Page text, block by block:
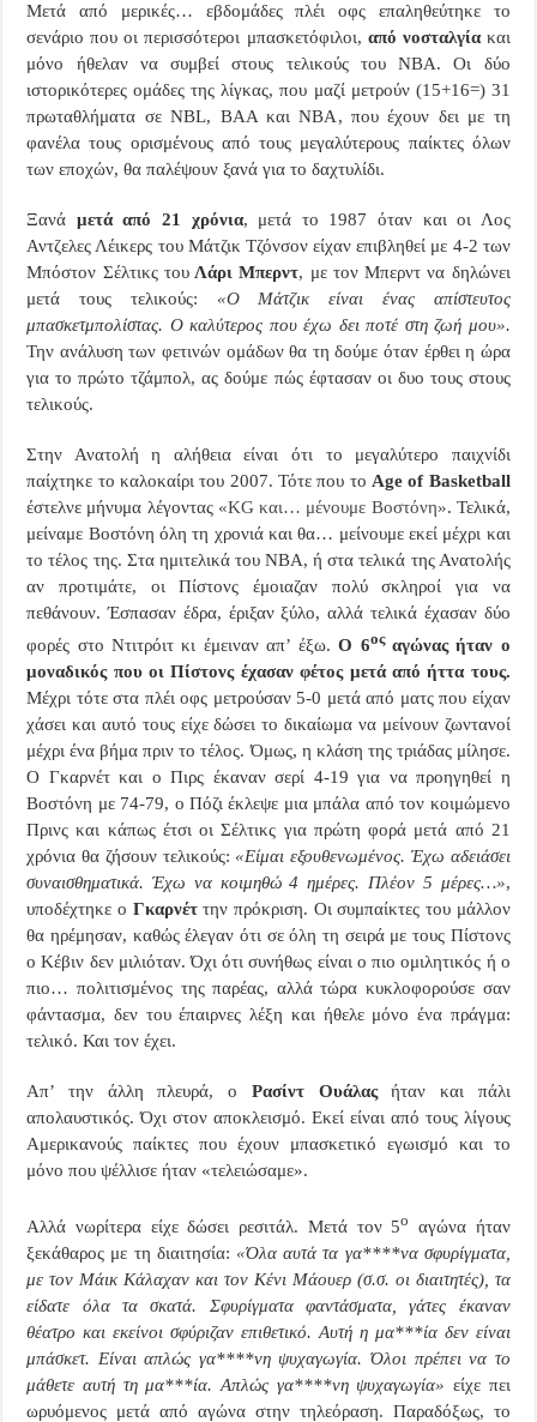
Μετά από μερικές… εβδομάδες πλέι οφς επαληθεύτηκε το
σενάριο που οι περισσότεροι μπασκετόφιλοι, από νοσταλγίακαι
μόνο ήθελαν να συμβεί στους τελικούς τουNBA. Οι δύο
ιστορικότερες ομάδες της λίγκας, που μαζί μετρούν (15+16=) 31
πρωταθλήματα σεNBL, BAA και NBA, που έχουν δει με τη
φανέλα τους ορισμένους από τους μεγαλύτερους παίκτες όλων
των εποχών, θα παλέψουν ξανά για το δαχτυλίδι.
Ξανά μετά από 21 χρόνια, μετά το 1987 όταν και οι Λος
Αντζελες Λέικερς του Μάτζικ Τζόνσον είχαν επιβληθεί με 4-2 των
Μπόστον Σέλτικς τουΛάρι Μπερντ, με τον Μπερντ να δηλώνει
μετά τους τελικούς: «Ο Μάτζικ είναι ένας απίστευτος
μπασκετμπολίστας. Ο καλύτερος που έχω δει ποτέ στη ζωή μου».
Την ανάλυση των φετινών ομάδων θα τη δούμε όταν έρθει η ώρα
για το πρώτο τζάμπολ, ας δούμε πώς έφτασαν οι δυο τους στους
τελικούς.
Στην Ανατολή η αλήθεια είναι ότι το μεγαλύτερο παιχνίδι
παίχτηκε το καλοκαίρι του 2007. Τότε που το Age of Basketball
έστελνε μήνυμα λέγοντας «KGκαι… μένουμε Βοστόνη». Τελικά,
μείναμε Βοστόνη όλη τη χρονιά και θα… μείνουμε εκεί μέχρι και
το τέλος της. Στα ημιτελικά τουNBA, ή στα τελικά της Ανατολής
αν προτιμάτε, οι Πίστονς έμοιαζαν πολύ σκληροί για να
πεθάνουν. Έσπασαν έδρα, έριξαν ξύλο, αλλά τελικά έχασαν δύο
φορές στο Ντιτρόιτ κι έμειναν απ’ έξω.Ο 6οςαγώνας ήταν ο
μοναδικός που οι Πίστονς έχασαν φέτος μετά από ήττα τους.
Μέχρι τότε στα πλέι οφς μετρούσαν 5-0 μετά από ματς που είχαν
χάσει και αυτό τους είχε δώσει το δικαίωμα να μείνουν ζωντανοί
μέχρι ένα βήμα πριν το τέλος. Όμως, η κλάση της τριάδας μίλησε.
Ο Γκαρνέτ και ο Πιρς έκαναν σερί 4-19 για να προηγηθεί η
Βοστόνη με 74-79, ο Πόζι έκλεψε μια μπάλα από τον κοιμώμενο
Πρινς και κάπως έτσι οι Σέλτικς για πρώτη φορά μετά από 21
χρόνια θα ζήσουν τελικούς: «Είμαι εξουθενωμένος. Έχω αδειάσει
συναισθηματικά. Έχω να κοιμηθώ 4 ημέρες. Πλέον 5 μέρες…»,
υποδέχτηκε ο Γκαρνέττην πρόκριση. Οι συμπαίκτες του μάλλον
θα ηρέμησαν, καθώς έλεγαν ότι σε όλη τη σειρά με τους Πίστονς
ο Κέβιν δεν μιλιόταν. Όχι ότι συνήθως είναι ο πιο ομιλητικός ή ο
πιο… πολιτισμένος της παρέας, αλλά τώρα κυκλοφορούσε σαν
φάντασμα, δεν του έπαιρνες λέξη και ήθελε μόνο ένα πράγμα:
τελικό. Και τον έχει.
Απ’ την άλλη πλευρά, ο Ρασίντ Ουάλαςήταν και πάλι
απολαυστικός. Όχι στον αποκλεισμό. Εκεί είναι από τους λίγους
Αμερικανούς παίκτες που έχουν μπασκετικό εγωισμό και το
μόνο που ψέλλισε ήταν «τελειώσαμε».
Αλλά νωρίτερα είχε δώσει ρεσιτάλ. Μετά τον 5ο
αγώνα ήταν
ξεκάθαρος με τη διαιτησία: «Όλα αυτά τα γα****να σφυρίγματα,
με τον Μάικ Κάλαχαν και τον Κένι Μάουερ (σ.σ. οι διαιτητές), τα
είδατε όλα τα σκατά. Σφυρίγματα φαντάσματα, γάτες έκαναν
θέατρο και εκείνοι σφύριζαν επιθετικό. Αυτή η μα***ία δεν είναι
μπάσκετ. Είναι απλώς γα****νη ψυχαγωγία. Όλοι πρέπει να το
μάθετε αυτή τη μα***ία. Απλώς γα****νη ψυχαγωγία» είχε πει
ωρυόμενος μετά από αγώνα στην τηλεόραση. Παραδόξως, το